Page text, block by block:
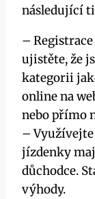
následující
–
ujistěte, že
kategorii
online na
nebo přímo
–
jízdenky
důchodce.
výhody.